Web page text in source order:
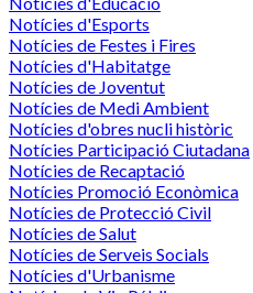
Notícies d'Esports
Notícies de Festes i Fires
Notícies d'Habitatge
Notícies de Joventut
Notícies de Medi Ambient
Notícies d'obres nucli històric
Notícies Participació Ciutadana
Notícies de Recaptació
Notícies Promoció Econòmica
Notícies de Protecció Civil
Notícies de Salut
Notícies de Serveis Socials
Notícies d'Urbanisme